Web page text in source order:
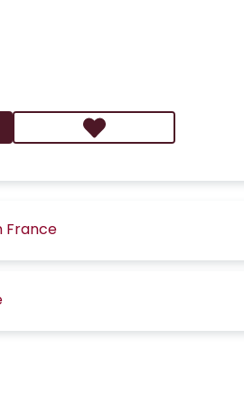
France